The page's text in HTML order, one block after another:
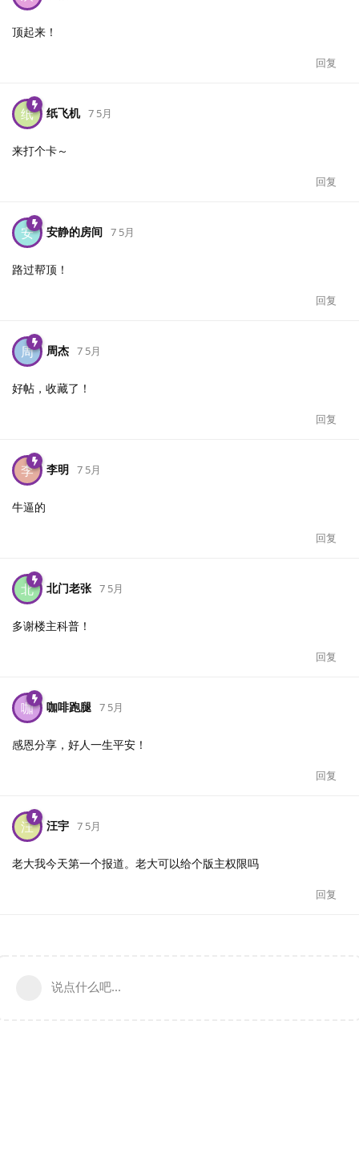
顶起来！
回复
纸 纸飞机 7 5月
来打个卡～
回复
安 安静的房间 7 5月
路过帮顶！
回复
周 周杰 7 5月
好帖，收藏了！
回复
李 李明 7 5月
牛逼的
回复
北 北门老张 7 5月
多谢楼主科普！
回复
咖 咖啡跑腿 7 5月
感恩分享，好人一生平安！
回复
汪 汪宇 7 5月
老大我今天第一个报道。老大可以给个版主权限吗
回复
说点什么吧...